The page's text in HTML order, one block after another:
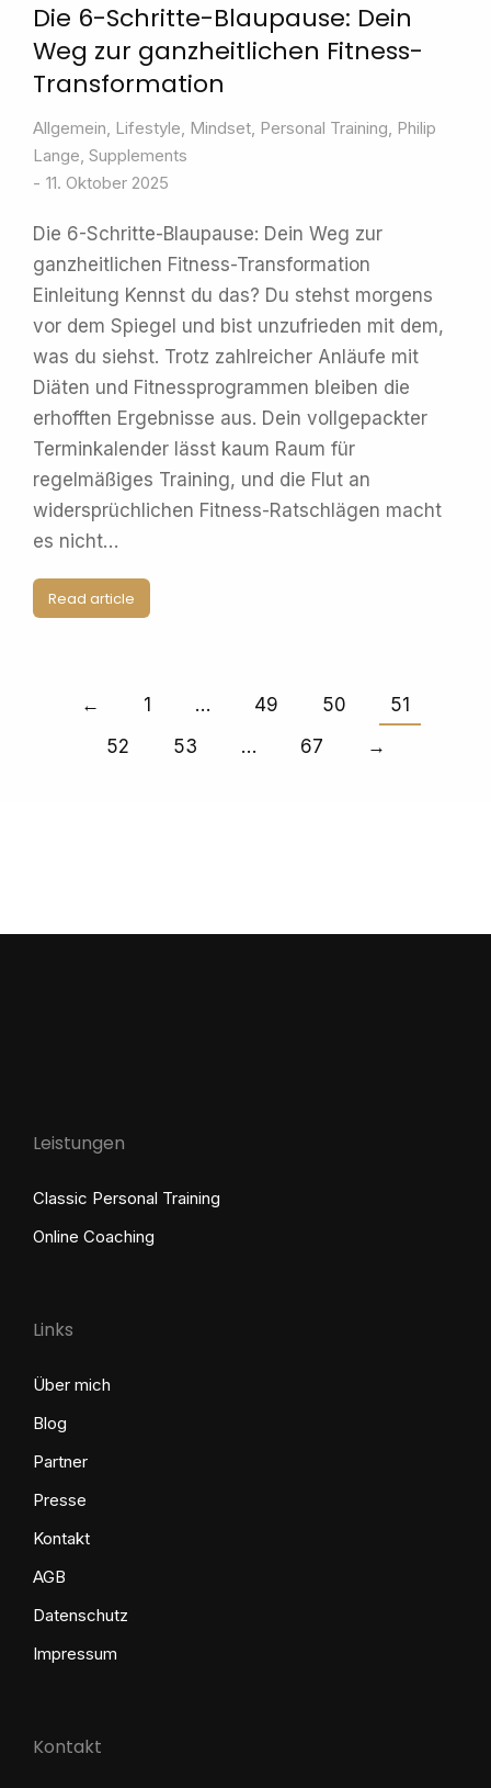
Die 6-Schritte-Blaupause: Dein
Weg zur ganzheitlichen Fitness-
Transformation
Allgemein, Lifestyle, Mindset, Personal Training, Philip
Lange, Supplements
11. Oktober 2025
Die 6-Schritte-Blaupause: Dein Weg zur
ganzheitlichen Fitness-Transformation
Einleitung Kennst du das? Du stehst morgens
vor dem Spiegel und bist unzufrieden mit dem,
was du siehst. Trotz zahlreicher Anläufe mit
Diäten und Fitnessprogrammen bleiben die
erhofften Ergebnisse aus. Dein vollgepackter
Terminkalender lässt kaum Raum für
regelmäßiges Training, und die Flut an
widersprüchlichen Fitness-Ratschlägen macht
es nicht…
Read article
← 1 … 49 50
51
52
53 … 67 →
Leistungen
Classic Personal Training
Online Coaching
Links
Über mich
Blog
Partner
Presse
Kontakt
AGB
Datenschutz
Impressum
Kontakt